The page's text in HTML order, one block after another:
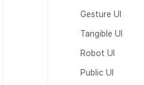
Gesture UI
Tangible UI
Robot UI
Public UI